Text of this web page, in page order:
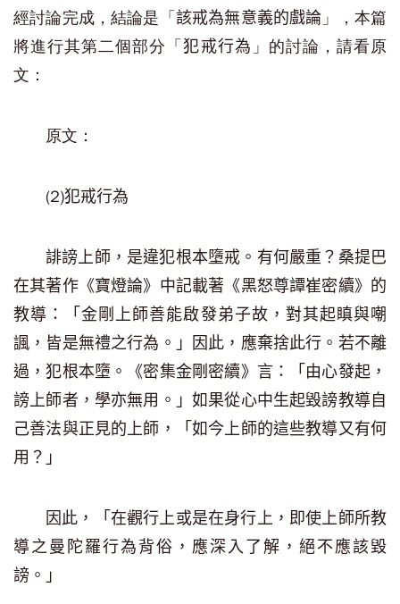
經討論完成，結論是「 該戒為無意義的戲論 」，本篇
將進行其第二個部分「犯戒行為 」的討論，請看原
文：
原文：
(2)犯戒行為
誹謗上師，是違犯根本墮戒。有何嚴重？桑提巴
在其著作《寶燈論》中記載著《黑怒尊譚崔密續》的
教導：「金剛上師善能啟發弟子故，對其起瞋與嘲
諷，皆是無禮之行為。」因此，應棄捨此行。若不離
過，犯根本墮。《密集金剛密續》言：「由心發起，
謗上師者，學亦無用。」如果從心中生起毀謗教導自
己善法與正見的上師，「如今上師的這些教導又有何
用？」
因此，「在觀行上或是在身行上，即使上師所教
導之曼陀羅行為背俗，應深入了解，絕不應該毀
謗。」